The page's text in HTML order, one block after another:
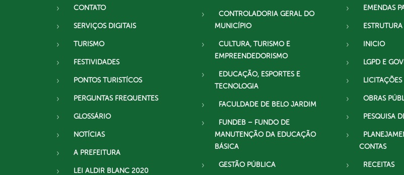
CONTATO
SERVIÇOS DIGITAIS
TURISMO
FESTIVIDADES
PONTOS TURISTÍCOS
PERGUNTAS FREQUENTES
GLOSSÁRIO
NOTÍCIAS
A PREFEITURA
LEI ALDIR BLANC 2020
CONTROLADORIA GERAL DO
MUNICÍPIO
CULTURA, TURISMO E
EMPREENDEDORISMO
EDUCAÇÃO, ESPORTES E
TECNOLOGIA
FACULDADE DE BELO JARDIM
FUNDEB – FUNDO DE
MANUTENÇÃO DA EDUCAÇÃO
BÁSICA
GESTÃO PÚBLICA
EMENDAS
INICIO
LGPD E
OBRAS
PESQUISA
CONTAS
RECEITAS